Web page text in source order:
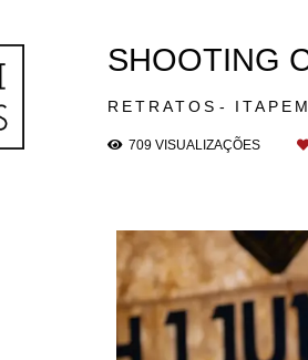
RETRATOS
SHOOTING
709 VISUALIZAÇÕES